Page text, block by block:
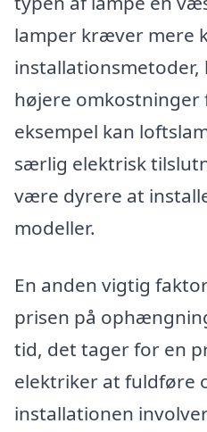
lamper kræver mere
højere omkostninger
eksempel kan
særlig elektrisk
være dyrere at
modeller.
En anden vigtig
prisen på
tid, det tager for en
elektriker at fuldføre
installationen